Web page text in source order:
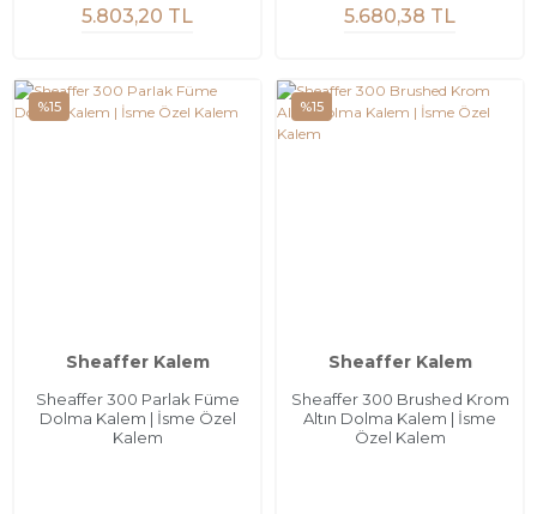
5.803,20 TL 5.680,38 TL
%15
Sheaffer Kalem
Sheaffer 300 Parlak Füme
Dolma Kalem | İsme Özel
Kalem
%15
Sheaffer Kalem
Sheaffer 300 Brushed Krom
Altın Dolma Kalem | İsme
Özel Kalem